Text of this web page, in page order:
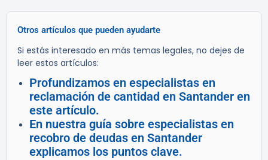
Otros artículos que pueden ayudarte
Si estás interesado en más temas legales, no dejes de
leer estos artículos:
Profundizamos en especialistas en
reclamación de cantidad en Santander en
este artículo.
En nuestra guía sobre especialistas en
recobro de deudas en Santander
explicamos los puntos clave.